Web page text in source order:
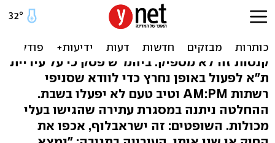
העליון: עיריית ת"א תפעל
לסגירת עסקים בשבת
קנסות זה לא מספיק: ביהמ"ש פסק כי על עיריית
ת"א לפעול באופן נחרץ כדי לוודא שסניפי
רשתות AM:PM וטיב טעם לא יפעלו בשבת.
ההחלטה ניתנה במסגרת עתירה שהגישו בעלי
מכולות. השופטים: זה ישראבלוף, אכפו את